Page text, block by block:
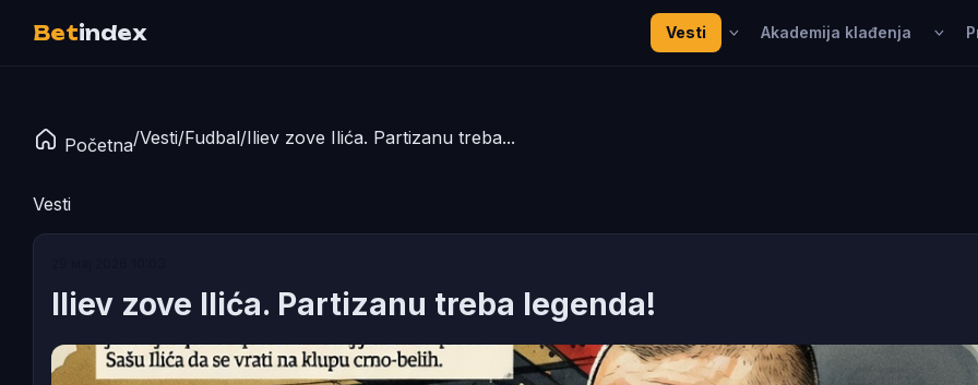
Betindex Vesti Akademija klađenja
Početna/Vesti/Fudbal/Iliev zove Ilića. Partizanu treba...
Vesti
Iliev zove Ilića. Partizanu treba legenda!